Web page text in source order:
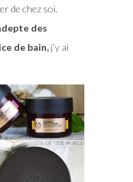
de chez soi.
des
de bain,j’y ai